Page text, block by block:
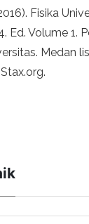
Fisika
Ed. Volume 1.
Medan